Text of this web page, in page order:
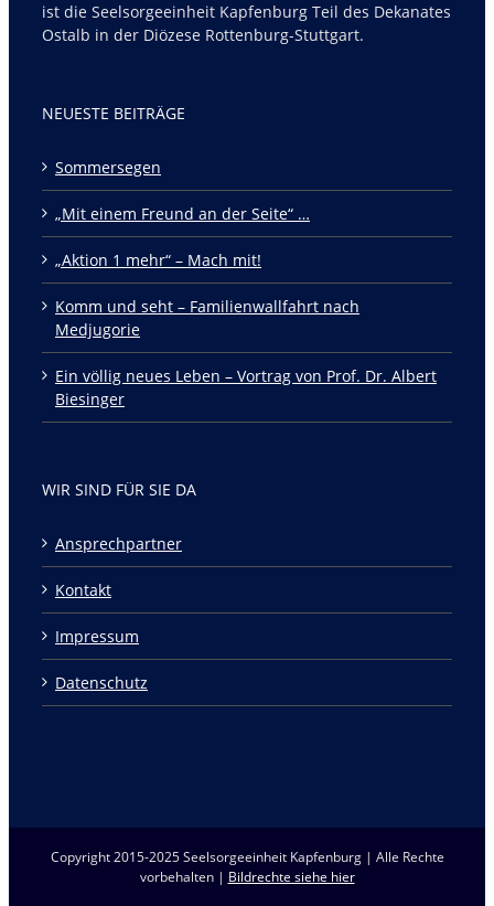
ist die Seelsorgeeinheit Kapfenburg Teil des Dekanates
Ostalb in der Diözese Rottenburg-Stuttgart.
NEUESTE BEITRÄGE
Sommersegen
„Mit einem Freund an der Seite“ …
„Aktion 1 mehr“ – Mach mit!
Komm und seht – Familienwallfahrt nach
Medjugorie
Ein völlig neues Leben – Vortrag von Prof. Dr. Albert
Biesinger
WIR SIND FÜR SIE DA
Ansprechpartner
Kontakt
Impressum
Datenschutz
Copyright 2015-2025 Seelsorgeeinheit Kapfenburg | Alle Rechte
vorbehalten | Bildrechte siehe hier